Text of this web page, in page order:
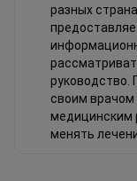
разных
руководство.
своим
медицинским
менять